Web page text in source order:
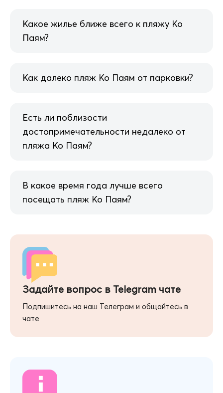
Какое жилье ближе всего к пляжу Ко
Паям?
Как далеко пляж Ко Паям от парковки?
Есть ли поблизости
достопримечательности недалеко от
пляжа Ко Паям?
В какое время года лучше всего
посещать пляж Ко Паям?
Задайте вопрос в Telegram чате
Подпишитесь на наш Телеграм и общайтесь в
чате